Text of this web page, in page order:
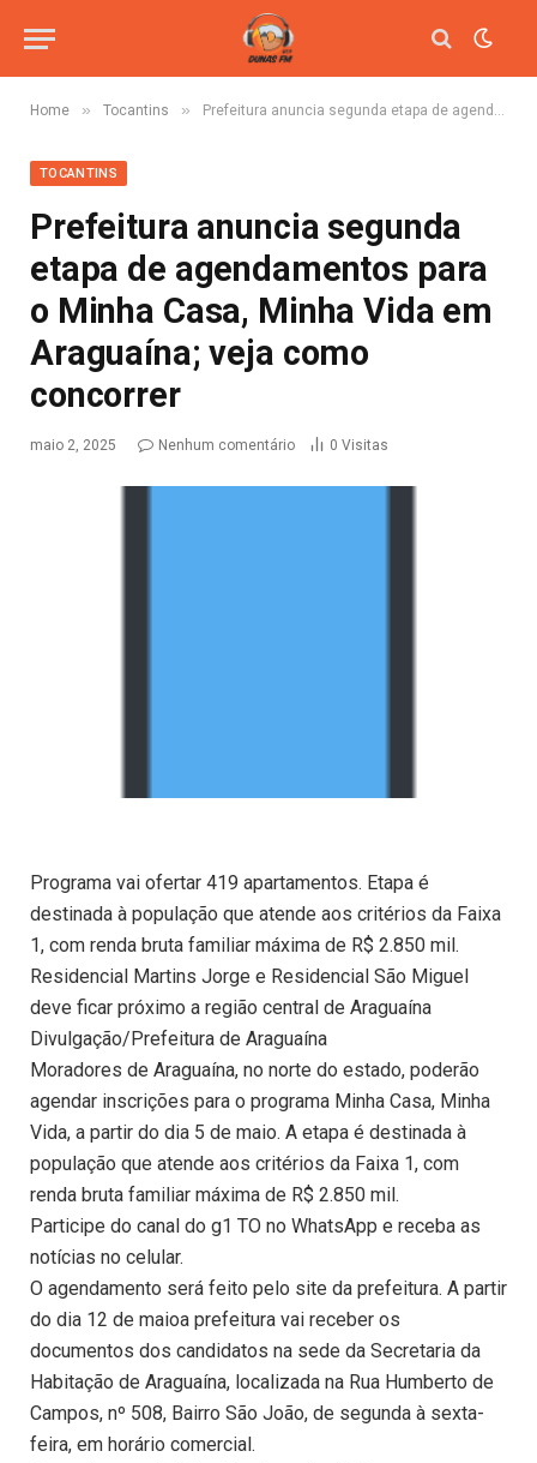
Home » Tocantins » Prefeitura anuncia segunda etapa de agendamentos para o Minha Casa, Minha Vida em Araguaína; veja como concorrer
TOCANTINS
Prefeitura anuncia segunda
etapa de agendamentos para
o Minha Casa, Minha Vida em
Araguaína; veja como
concorrer
maio 2, 2025 Nenhum comentário 0 Visitas
Programa vai ofertar 419 apartamentos. Etapa é
destinada à população que atende aos critérios da Faixa
1, com renda bruta familiar máxima de R$ 2.850 mil.
Residencial Martins Jorge e Residencial São Miguel
deve ficar próximo a região central de Araguaína
Divulgação/Prefeitura de Araguaína
Moradores de Araguaína, no norte do estado, poderão
agendar inscrições para o programa Minha Casa, Minha
Vida, a partir do dia 5 de maio. A etapa é destinada à
população que atende aos critérios da Faixa 1, com
renda bruta familiar máxima de R$ 2.850 mil.
Participe do canal do g1 TO no WhatsApp e receba as
notícias no celular.
O agendamento será feito pelo site da prefeitura. A partir
do dia 12 de maioa prefeitura vai receber os
documentos dos candidatos na sede da Secretaria da
Habitação de Araguaína, localizada na Rua Humberto de
Campos, nº 508, Bairro São João, de segunda à sexta-
feira, em horário comercial.